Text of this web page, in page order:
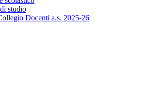
studio
Docenti a.s. 2025-26